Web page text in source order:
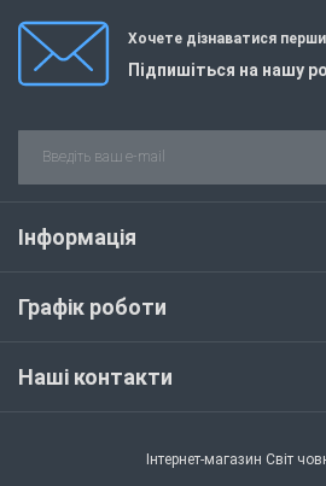
Хочете дізнаватися
Підпишіться на нашу
Інформація
Графік роботи
Наші контакти
Інтернет-магазин Світ